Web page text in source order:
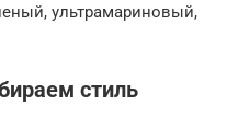
ультрамариновый,
стиль